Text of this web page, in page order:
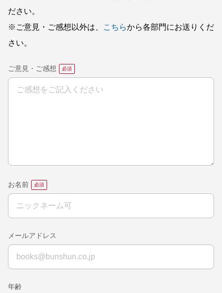
ださい。
※ご意見・ご感想以外は、
こちらから各部門にお送りくだ
さい。
ご意見・ご感想
お名前
メールアドレス
年齢